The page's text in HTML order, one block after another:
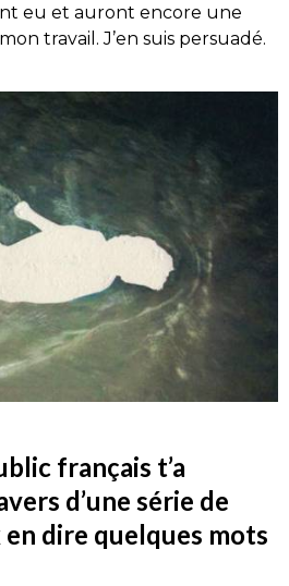
eu et auront encore une
travail. J’en suis persuadé.
français t’a
d’une série de
dire quelques mots